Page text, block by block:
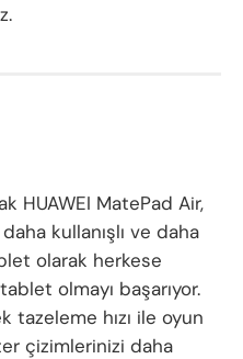
HUAWEI MatePad Air,
daha kullanışlı ve daha
olarak herkese
olmayı başarıyor.
tazeleme hızı ile oyun
çizimlerinizi daha